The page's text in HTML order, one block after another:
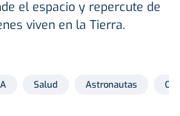
el espacio y repercute de
viven en la Tierra.
Salud Astronautas